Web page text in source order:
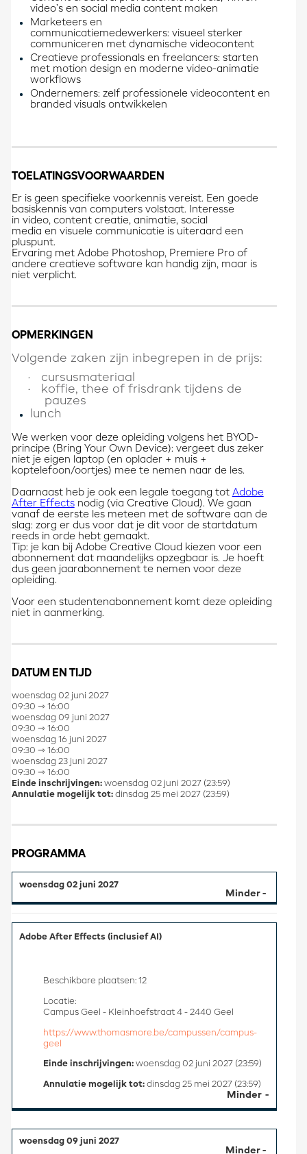
video’s en social media content maken
Marketeers en
communicatiemedewerkers: visueel sterker
communiceren met dynamische videocontent
Creatieve professionals en freelancers: starten
met motion design en moderne video-animatie
workflows
Ondernemers: zelf professionele videocontent en
branded visuals ontwikkelen
TOELATINGSVOORWAARDEN
Er is geen specifieke voorkennis vereist. Een goede
basiskennis van computers volstaat. Interesse
in video, content creatie, animatie, social
media en visuele communicatie is uiteraard een
pluspunt.
Ervaring met Adobe Photoshop, Premiere Pro of
andere creatieve software kan handig zijn, maar is
niet verplicht.
OPMERKINGEN
Volgende zaken zijn inbegrepen in de prijs:
· cursusmateriaal
·
koffie, thee of frisdrank tijdens de
pauzes
lunch
We werken voor deze opleiding volgens het BYOD-
principe (Bring Your Own Device): vergeet dus zeker
niet je eigen laptop (en oplader + muis +
koptelefoon/oortjes) mee te nemen naar de les.
Daarnaast heb je ook een legale toegang tot Adobe
After Effectsnodig (via Creative Cloud). We gaan
vanaf de eerste les meteen met de software aan de
slag: zorg er dus voor dat je dit voor de startdatum
reeds in orde hebt gemaakt.
Tip: je kan bij Adobe Creative Cloud kiezen voor een
abonnement dat maandelijks opzegbaar is. Je hoeft
dus geen jaarabonnement te nemen voor deze
opleiding.
Voor een studentenabonnement komt deze opleiding
niet in aanmerking.
DATUM EN TIJD
woensdag 02 juni 2027
09:30 ⇾ 16:00
woensdag 09 juni 2027
09:30 ⇾ 16:00
woensdag 16 juni 2027
09:30 ⇾ 16:00
woensdag 23 juni 2027
09:30 ⇾ 16:00
Einde inschrijvingen: woensdag 02 juni 2027 (23:59)
Annulatie mogelijk tot: dinsdag 25 mei 2027 (23:59)
PROGRAMMA
woensdag 02 juni 2027
Adobe After Effects (inclusief AI)
Minder
Beschikbare plaatsen: 12
Locatie:
Campus Geel - Kleinhoefstraat 4 - 2440 Geel
https://www.thomasmore.be/campussen/campus-
geel
Einde inschrijvingen: woensdag 02 juni 2027 (23:59)
Annulatie mogelijk tot: dinsdag 25 mei 2027 (23:59)
woensdag 09 juni 2027